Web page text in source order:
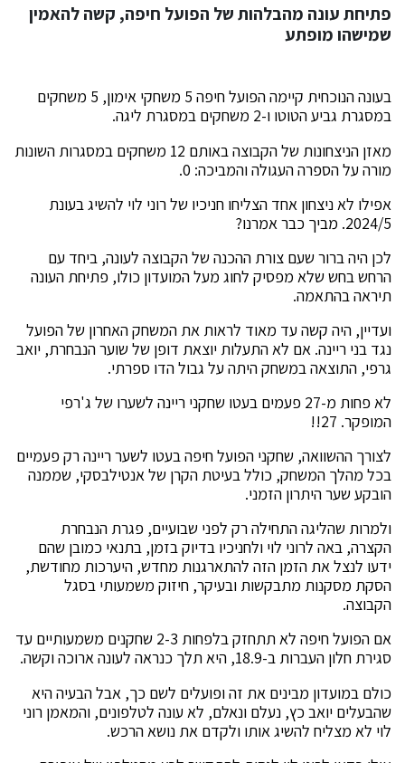
פתיחת עונה מהבלהות של הפועל חיפה, קשה להאמין
שמישהו מופתע
בעונה הנוכחית קיימה הפועל חיפה 5 משחקי אימון, 5 משחקים
במסגרת גביע הטוטו ו-2 משחקים במסגרת ליגה.
מאזן הניצחונות של הקבוצה באותם 12 משחקים במסגרות השונות
מורה על הספרה העגולה והמביכה: 0.
אפילו לא ניצחון אחד הצליחו חניכיו של רוני לוי להשיג בעונת
2024/5. מביך כבר אמרנו?
לכן היה ברור שעם צורת ההכנה של הקבוצה לעונה, ביחד עם
הרחש בחש שלא מפסיק לחוג מעל המועדון כולו, פתיחת העונה
תיראה בהתאמה.
ועדיין, היה קשה עד מאוד לראות את המשחק האחרון של הפועל
נגד בני ריינה. אם לא התעלות יוצאת דופן של שוער הנבחרת, יואב
גרפי, התוצאה במשחק היתה על גבול הדו ספרתי.
לא פחות מ-27 פעמים בעטו שחקני ריינה לשערו של ג'רפי
המופקר. 27!!
לצורך ההשוואה, שחקני הפועל חיפה בעטו לשער ריינה רק פעמיים
בכל מהלך המשחק, כולל בעיטת הקרן של אנטילבסקי, שממנה
הובקע שער היתרון הזמני.
ולמרות שהליגה התחילה רק לפני שבועיים, פגרת הנבחרת
הקצרה, באה לרוני לוי ולחניכיו בדיוק בזמן, בתנאי כמובן שהם
ידעו לנצל את הזמן הזה להתארגנות מחדש, היערכות מחודשת,
הסקת מסקנות מתבקשות ובעיקר, חיזוק משמעותי בסגל
הקבוצה.
אם הפועל חיפה לא תתחזק בלפחות 2-3 שחקנים משמעותיים עד
סגירת חלון העברות ב-18.9, היא תלך כנראה לעונה ארוכה וקשה.
כולם במועדון מבינים את זה ופועלים לשם כך, אבל הבעיה היא
שהבעלים יואב כץ, נעלם ונאלם, לא עונה לטלפונים, והמאמן רוני
לוי לא מצליח להשיג אותו ולקדם את נושא הרכש.